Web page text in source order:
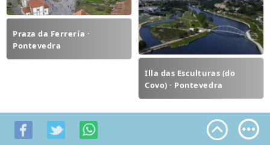
Praza da Ferrería ·
Pontevedra
Illa das Esculturas (do
Covo) · Pontevedra